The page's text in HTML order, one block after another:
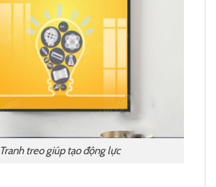
Tranh treo giúp tạo động lực